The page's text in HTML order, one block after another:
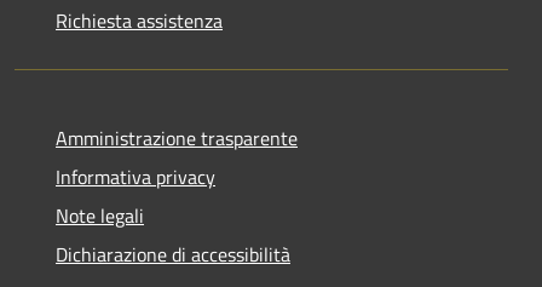
Richiesta assistenza
Amministrazione trasparente
Informativa privacy
Note legali
Dichiarazione di accessibilità